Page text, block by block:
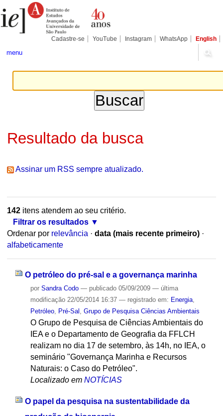
para
conteúdo.
Pessoais
Cadastre-se YouTube Instagram WhatsApp English
menu
Resultado da busca
Assinar um RSS sempre atualizado.
142itens atendem ao seu critério.
Filtrar os resultados
Ordenar por relevância · data (mais recente primeiro) ·
alfabeticamente
O petróleo do pré-sal e a governança marinha
por Sandra Codo — publicado05/09/2009 — última
modificação22/05/2014 16:37 — registrado em: Energia,
Petróleo, Pré-Sal Grupo de Pesquisa Ciências Ambientais
O Grupo de Pesquisa de Ciências Ambientais do
IEA e o Departamento de Geografia da FFLCH
realizam no dia 17 de setembro, às 14h, no IEA, o
seminário "Governança Marinha e Recursos
Naturais: o Caso do Petróleo".
Localizado em NOTÍCIAS
O papel da pesquisa na sustentabilidade da